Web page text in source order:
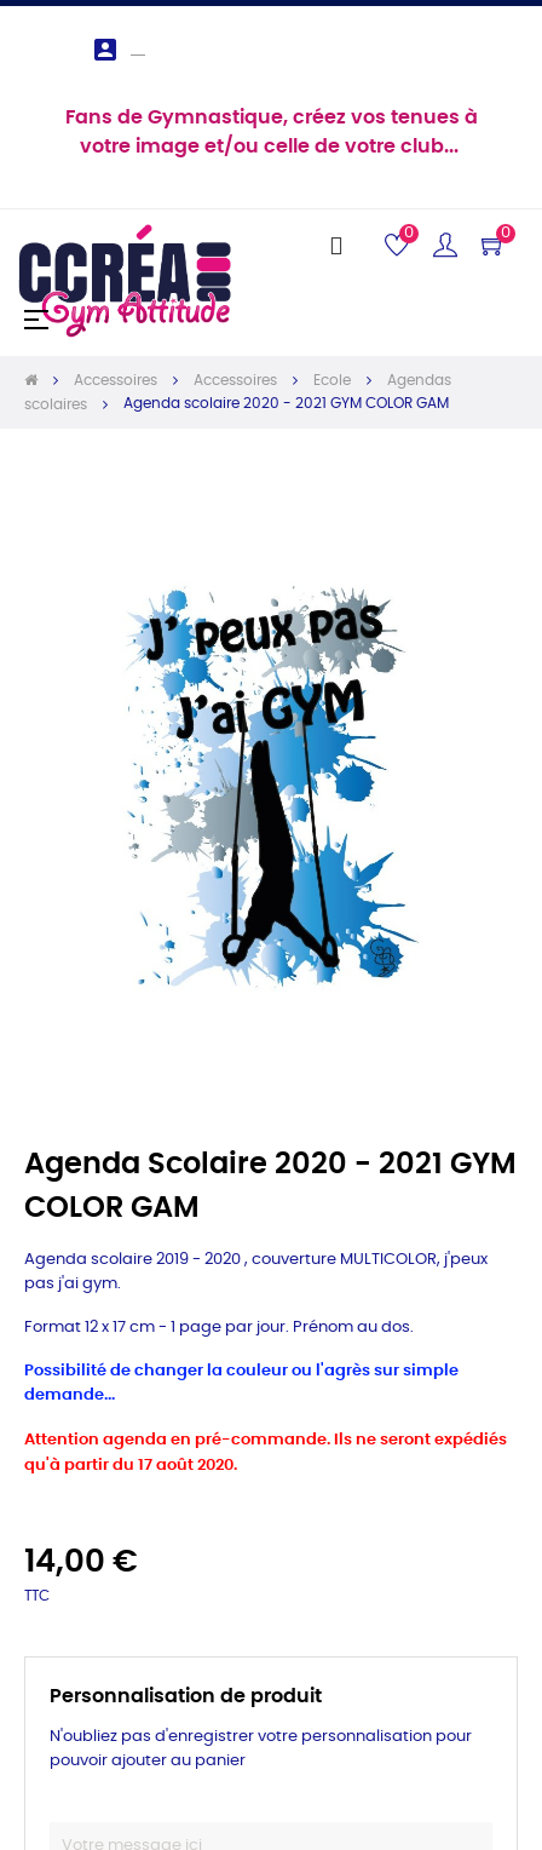

Fans de Gymnastique, créez vos tenues à
votre image et/ou celle de votre club...
0 0
Basculer
☰
Accessoires Accessoires Ecole
Agendas
scolaires
Agenda scolaire 2020 - 2021 GYM COLOR GAM
Agenda Scolaire 2020 - 2021 GYM
COLOR GAM
Agenda scolaire 2019 - 2020 , couverture MULTICOLOR, j'peux
pas j'ai gym.
Format 12 x 17 cm - 1 page par jour. Prénom au dos.
Possibilité de changer la couleur ou l'agrès sur simple
demande...
Attention agenda en pré-commande. Ils ne seront expédiés
qu'à partir du 17 août 2020.
14,00 €
TTC
Personnalisation de produit
N'oubliez pas d'enregistrer votre personnalisation pour
pouvoir ajouter au panier